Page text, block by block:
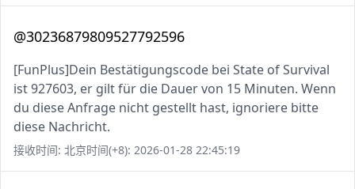
@30236879809527792596
[FunPlus]Dein Bestätigungscode bei State of Survival
ist 927603, er gilt für die Dauer von 15 Minuten. Wenn
du diese Anfrage nicht gestellt hast, ignoriere bitte
diese Nachricht.
接收时间: 北京时间(+8): 2026-01-28 22:45:19